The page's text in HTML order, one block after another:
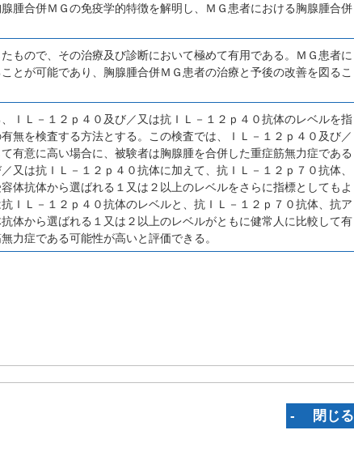
腫合併ＭＧの免疫学的特徴を解明し、ＭＧ患者における胸腺腫合併
もので、その治療及び診断において極めて有用である。ＭＧ患者に
とが可能であり、胸腺腫合併ＭＧ患者の治療と予後の改善を図るこ
ＩＬ－１２ｐ４０及び／又は抗ＩＬ－１２ｐ４０抗体のレベルを指
無を検査する方法とする。この検査では、ＩＬ－１２ｐ４０及び／
有意に高い場合に、被験者は胸腺腫を合併した重症筋無力症である
又は抗ＩＬ－１２ｐ４０抗体に加えて、抗ＩＬ－１２ｐ７０抗体、
体抗体から選ばれる１又は２以上のレベルをさらに指標としてもよ
ＩＬ－１２ｐ４０抗体のレベルと、抗ＩＬ－１２ｐ７０抗体、抗ア
体から選ばれる１又は２以上のレベルがともに健常人に比較して有
力症である可能性が高いと評価できる。
‐ 閉じる